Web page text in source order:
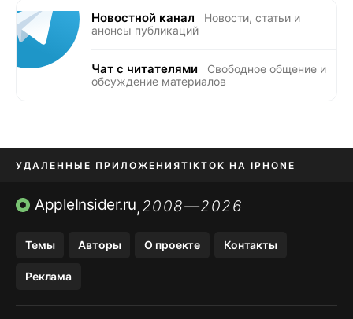
Новостной канал
Новости, статьи и
анонсы публикаций
Чат с читателями
Свободное общение и
обсуждение материалов
УДАЛЕННЫЕ ПРИЛОЖЕНИЯTIKTOK НА IPHONE
ПРИЛОЖЕНИЯ БЕЗ APP STORE
AppleInsider.ru,2008—2026
Темы Авторы О проекте Контакты
Реклама